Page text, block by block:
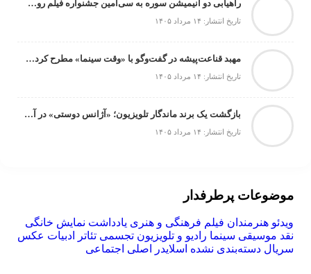
راهیابی دو انیمیشن سوره به سی‌امین جشنواره فیلم رود آیلند
تاریخ انتشار: ۱۴ مرداد ۱۴۰۵
مهبد قناعت‌پیشه در گفت‌وگو با «وقت سینما» مطرح کرد: تئاتر مستقل را تنها نگذاریم/ مخاطب نباید با سالن‌های نمایش قهر کند
تاریخ انتشار: ۱۴ مرداد ۱۴۰۵
بازگشت یک برند ماندگار تلویزیون؛ «آژانس دوستی» در آستانه تولید فصل دوم
تاریخ انتشار: ۱۴ مرداد ۱۴۰۵
موضوعات پرطرفدار
ویدئو هنرمندان فیلم فرهنگی و هنری یادداشت نمایش خانگی
نقد موسیقی سینما رادیو و تلویزیون تجسمی تئاتر ادبیات عکس
سریال دسته‌بندی نشده اسلایدر اصلی اجتماعی